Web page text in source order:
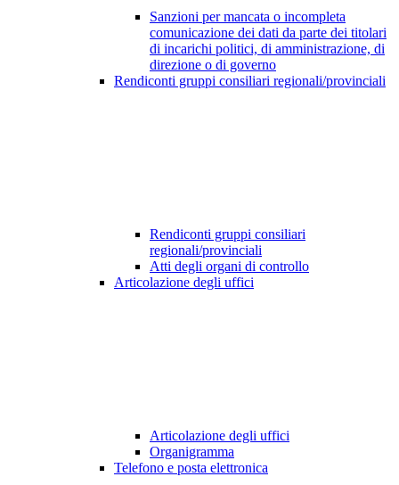
Sanzioni per mancata o incompleta
comunicazione dei dati da parte dei titolari
di incarichi politici, di amministrazione, di
direzione o di governo
Rendiconti gruppi consiliari regionali/provinciali
Rendiconti gruppi consiliari
regionali/provinciali
Atti degli organi di controllo
Articolazione degli uffici
Articolazione degli uffici
Organigramma
Telefono e posta elettronica